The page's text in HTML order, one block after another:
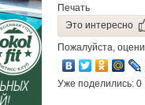
Печать
Это интересно
Пожалуйста,
Уже поделились: 0